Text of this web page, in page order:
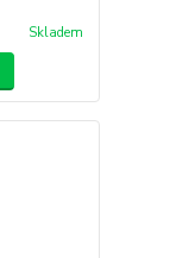
Skladem